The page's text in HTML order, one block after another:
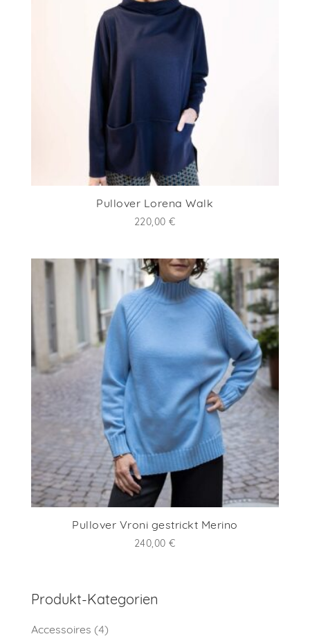
Pullover Lorena Walk
220,00€
Pullover Vroni gestrickt Merino
240,00€
Produkt-Kategorien
Accessoires (4)